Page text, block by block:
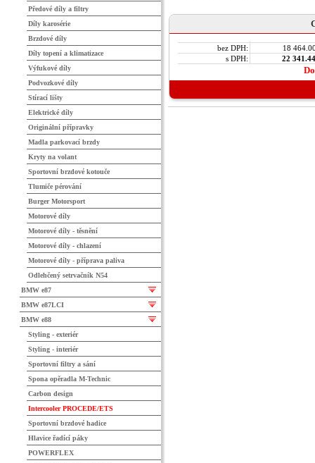
bez DPH:
18
s DPH:
22
Předové díly a filtry
Díly karosérie
Brzdové díly
Díly topení a klimatizace
Výfukové díly
Podvozkové díly
Stírací lišty
Elektrické díly
Originální přípravky
Madla parkovací brzdy
Kryty na volant
Sportovní brzdové kotouče
Tlumiče pérování
Burger Motorsport
Motorové díly
Motorové díly - těsnění
Motorové díly - chlazení
Motorové díly - příprava paliva
Odlehčený setrvačník N54
BMW e87
BMW e87LCI
BMW e88
Styling - exteriér
Styling - interiér
Sportovní filtry a sání
Spona opěradla M-Technic
Carbon design
Intercooler PROCEDE/ETS
Sportovní brzdové hadice
Hlavice řadící páky
POWERFLEX